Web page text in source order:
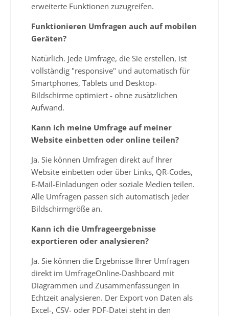
erweiterte Funktionen zuzugreifen.
Funktionieren Umfragen auch auf mobilen
Geräten?
Natürlich. Jede Umfrage, die Sie erstellen, ist
vollständig "responsive" und automatisch für
Smartphones, Tablets und Desktop-
Bildschirme optimiert - ohne zusätzlichen
Aufwand.
Kann ich meine Umfrage auf meiner
Website einbetten oder online teilen?
Ja. Sie können Umfragen direkt auf Ihrer
Website einbetten oder über Links, QR-Codes,
E-Mail-Einladungen oder soziale Medien teilen.
Alle Umfragen passen sich automatisch jeder
Bildschirmgröße an.
Kann ich die Umfrageergebnisse
exportieren oder analysieren?
Ja. Sie können die Ergebnisse Ihrer Umfragen
direkt im UmfrageOnline-Dashboard mit
Diagrammen und Zusammenfassungen in
Echtzeit analysieren. Der Export von Daten als
Excel-, CSV- oder PDF-Datei steht in den